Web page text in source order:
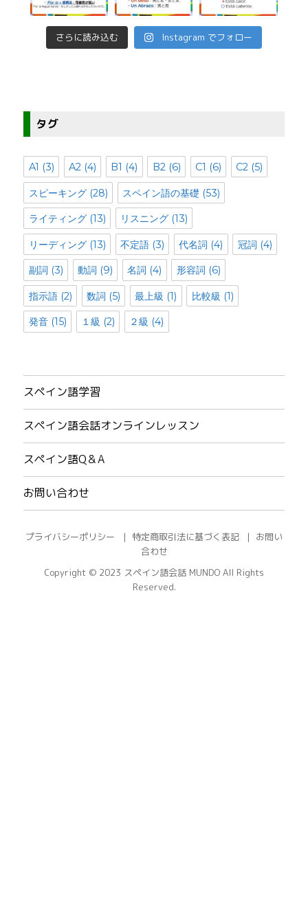
さらに読み込む Instagram でフォロー
タグ
A1 (3) A2 (4) B1 (4) B2(6) C1 (6) C2 (5)
スピーキング(28) スペイン語の基礎 (53)
ライティング(13) リスニング (13)
リーディング(13) 不定語 (3) 代名詞 (4) 冠詞 (4)
副詞 (3) 動詞 (9) 名詞 (4) 形容詞 (6)
指示語(2) 数詞 (5) 最上級 (1) 比較級 (1)
発音(15) １級 (2) ２級 (4)
スペイン語学習
スペイン語会話オンラインレッスン
スペイン語Q＆A
お問い合わせ
プライバシーポリシー 特定商取引法に基づく表記
お問い
合わせ
Copyright © 2023 スペイン語会話 MUNDO All Rights
Reserved.